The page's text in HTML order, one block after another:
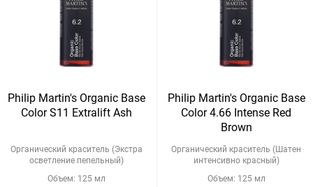
Philip Martin's Organic Base
Color S11 Extralift Ash
Органический краситель (Экстра
осветление пепельный)
Объем: 125 мл
Philip Martin's Organic Base
Color 4.66 Intense Red
Brown
Органический краситель (Шатен
интенсивно красный)
Объем: 125 мл